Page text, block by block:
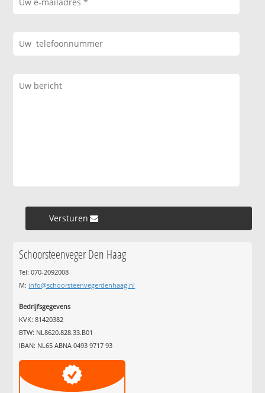
Versturen »
Schoorsteenveger Den Haag
Tel: 070-2092008
M: info@schoorsteenvegerdenhaag.nl
Bedrijfsgegevens
KVK: 81420382
BTW: NL8620.828.33.B01
IBAN: NL65 ABNA 0493 9717 93